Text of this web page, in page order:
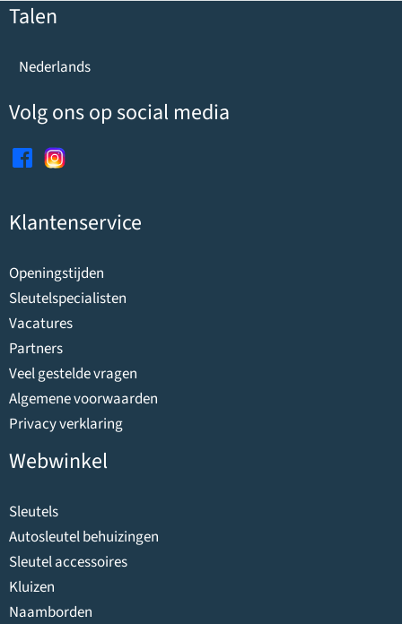
Talen
Nederlands
Volg ons op social media
Klantenservice
Openingstijden
Sleutelspecialisten
Vacatures
Partners
Veel gestelde vragen
Algemene voorwaarden
Privacy verklaring
Webwinkel
Sleutels
Autosleutel behuizingen
Sleutel accessoires
Kluizen
Naamborden